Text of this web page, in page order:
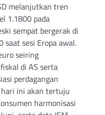
melanjutkan tren
1.1800 pada
sempat bergerak di
saat sesi Eropa awal.
seiring
di AS serta
perdagangan
ini akan tertuju
harmonisasi